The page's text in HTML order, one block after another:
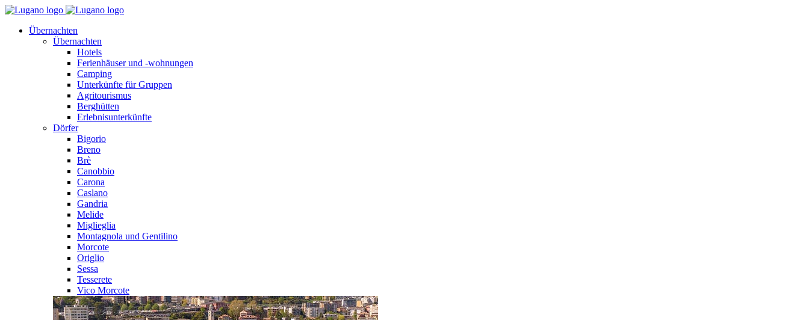
Übernachten
Übernachten
Hotels
Ferienhäuser und -wohnungen
Camping
Unterkünfte für Gruppen
Agritourismus
Berghütten
Erlebnisunterkünfte
Dörfer
Bigorio
Breno
Brè
Canobbio
Carona
Caslano
Gandria
Melide
Miglieglia
Montagnola und Gentilino
Morcote
Origlio
Sessa
Tesserete
Vico Morcote